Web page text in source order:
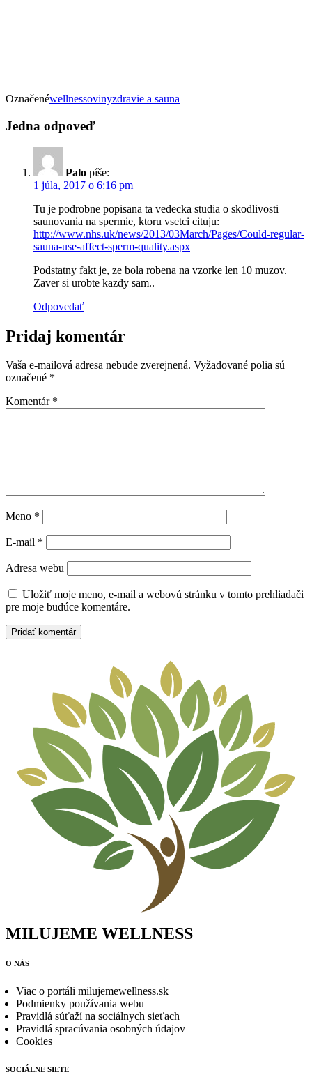
Označenéwellnessovinyzdravie a sauna
Jedna odpoveď
Palo píše:
1 júla, 2017 o 6:16 pm
Tu je podrobne popisana ta vedecka studia o skodlivosti
saunovania na spermie, ktoru vsetci cituju:
http://www.nhs.uk/news/2013/03March/Pages/Could-regular-
sauna-use-affect-sperm-quality.aspx
Podstatny fakt je, ze bola robena na vzorke len 10 muzov.
Zaver si urobte kazdy sam..
Odpovedať
Pridaj komentár
Vaša e-mailová adresa nebude zverejnená. Vyžadované polia sú
označené *
Komentár *
Meno *
E-mail *
Adresa webu
Uložiť moje meno, e-mail a webovú stránku v tomto prehliadači
pre moje budúce komentáre.
MILUJEME WELLNESS
O NÁS
Viac o portáli milujemewellness.sk
Podmienky používania webu
Pravidlá súťaží na sociálnych sieťach
Pravidlá spracúvania osobných údajov
Cookies
SOCIÁLNE SIETE